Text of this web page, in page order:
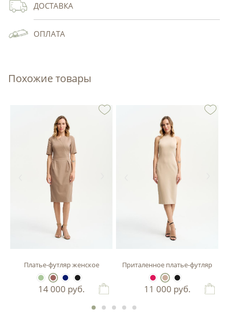
ДОСТАВКА
ОПЛАТА
Похожие товары
Платье-футляр женское
14 000 руб.
Приталенное платье-футляр
11 000 руб.